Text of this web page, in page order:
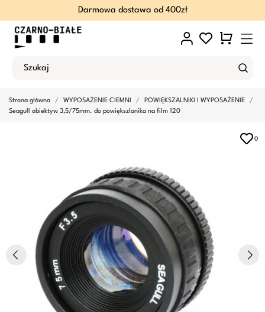
Darmowa dostawa od 400zł
Strona główna WYPOSAŻENIE CIEMNI
POWIĘKSZALNIKI I WYPOSAŻENIE
Seagull obiektyw 3,5/75mm. do powiększlanika na film 120
0